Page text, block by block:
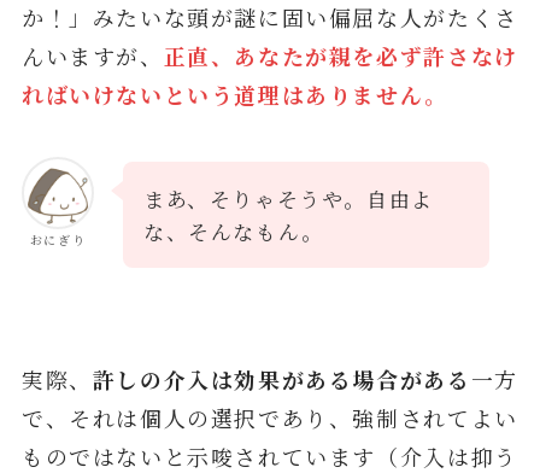
か！」みたいな頭が謎に固い偏屈な人がたくさ
んいますが、 正直、あなたが親を必ず許さなけ
ればいけないという道理はありません。
おにぎり
まあ、そりゃそうや。自由よ
な、そんなもん。
実際、 許しの介入は効果がある場合がある 一方
で、それは個人の選択であり、強制されてよい
ものではないと示唆されています（介入は抑う